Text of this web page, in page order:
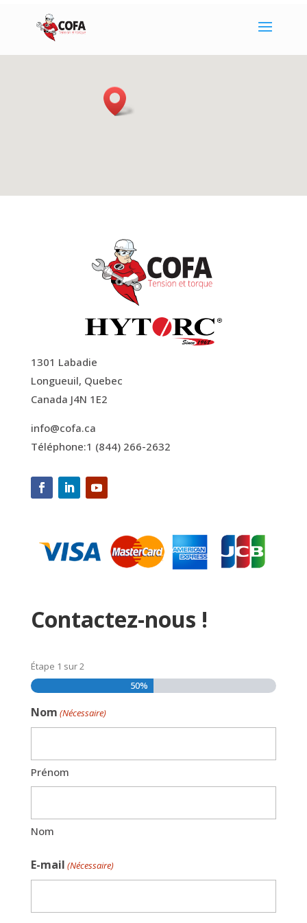
1301 Labadie
Longueuil, Quebec
Canada J4N 1E2
info@cofa.ca
Téléphone:1 (844) 266-2632
Contactez-nous !
Étape 1 sur2
50%
Nom (Nécessaire)
Prénom
Nom
E-mail (Nécessaire)